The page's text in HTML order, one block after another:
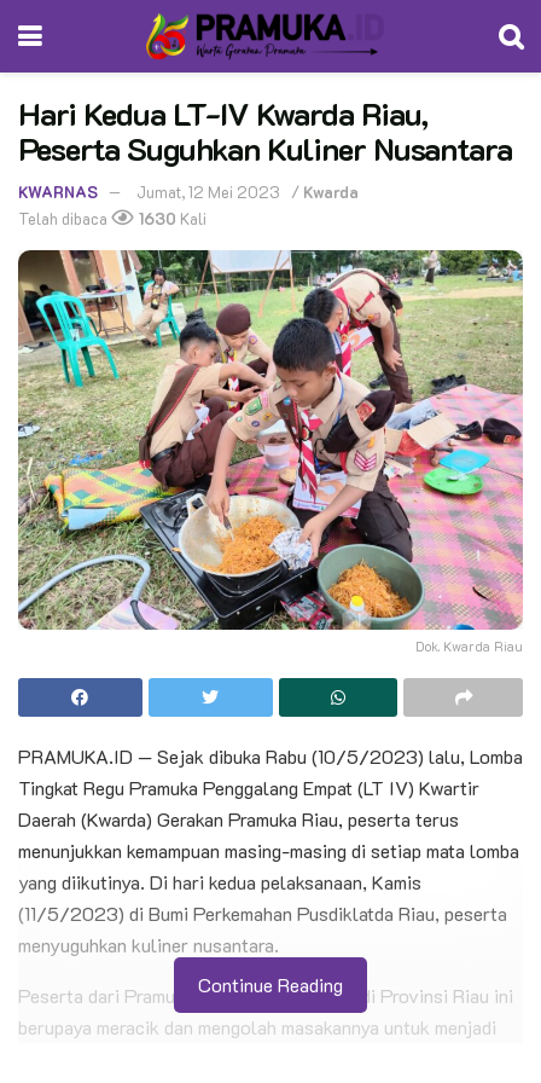
Hari Kedua LT-IV Kwarda Riau,
Peserta Suguhkan Kuliner Nusantara
KWARNAS Jumat, 12 Mei 2023 / Kwarda
Telah dibaca
1630 Kali
Dok. Kwarda Riau
PRAMUKA.ID — Sejak dibuka Rabu (10/5/2023) lalu, Lomba
Tingkat Regu Pramuka Penggalang Empat (LT IV) Kwartir
Daerah (Kwarda) Gerakan Pramuka Riau, peserta terus
menunjukkan kemampuan masing-masing di setiap mata lomba
yang diikutinya. Di hari kedua pelaksanaan, Kamis
(11/5/2023) di Bumi Perkemahan Pusdiklatda Riau, peserta
menyuguhkan kuliner nusantara.
Peserta dari Pramuka Penggalang terbaik di Provinsi Riau ini
berupaya meracik dan mengolah masakannya untuk menjadi
Continue Reading